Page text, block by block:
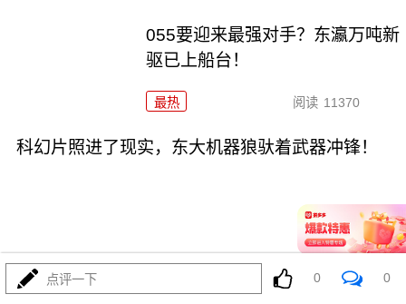
055要迎来最强对手？东瀛万吨新
驱已上船台！
最热 阅读 11370
科幻片照进了现实，东大机器狼驮着武器冲锋！
最热
点评一下 0 0